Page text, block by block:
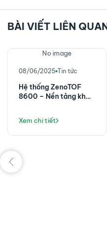
BÀI VIẾT LIÊN
No image
08/06/2025 Tin tức
Hệ thống ZenoTOF
8600 – Nền tảng khối
độ nhạy đột phá
Xem chi tiết